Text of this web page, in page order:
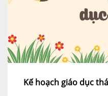
Kế hoạch giáo dục